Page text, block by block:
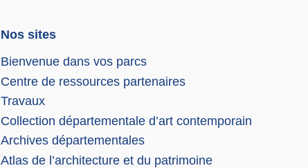
Nos sites
Bienvenue dans vos parcs
Centre de ressources partenaires
Travaux
Collection départementale d’art contemporain
Archives départementales
Atlas de l’architecture et du patrimoine